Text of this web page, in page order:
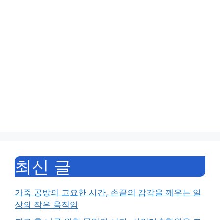
최신 글
가죽 공방의 고요한 시간, 손끝의 감각을 깨우는 일
상의 작은 움직임